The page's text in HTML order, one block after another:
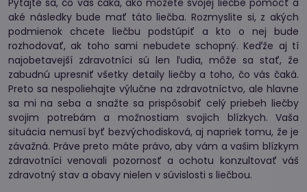
Pýtajte sa, čo vás čaká, ako môžete svojej liečbe pomôcť a
aké následky bude mať táto liečba. Rozmyslite si, z akých
podmienok chcete liečbu podstúpiť a kto o nej bude
rozhodovať, ak toho sami nebudete schopný. Keďže aj tí
najobetavejší zdravotníci sú len ľudia, môže sa stať, že
zabudnú upresniť všetky detaily liečby a toho, čo vás čaká.
Preto sa nespoliehajte výlučne na zdravotníctvo, ale hlavne
sa mi na seba a snažte sa prispôsobiť celý priebeh liečby
svojim potrebám a možnostiam svojich blízkych. Vaša
situácia nemusí byť bezvýchodisková, aj napriek tomu, že je
závažná. Práve preto máte právo, aby vám a vašim blízkym
zdravotníci venovali pozornosť a ochotu konzultovať váš
zdravotný stav a obavy nielen v súvislosti s liečbou.